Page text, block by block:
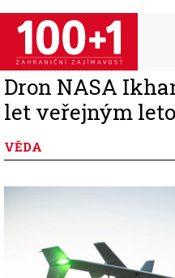
Přejít
hlavnímu
obsahu
Dron NASA
let veřejným
VĚDA